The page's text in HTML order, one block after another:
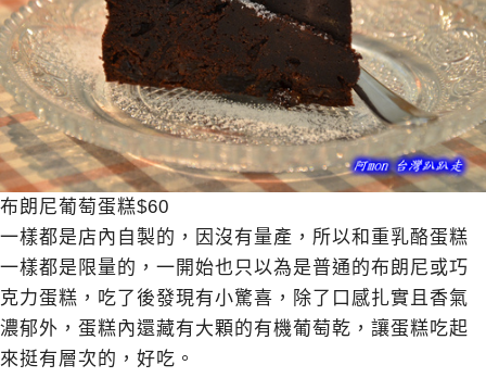
布朗尼葡萄蛋糕$60
一樣都是店內自製的，因沒有量產，所以和重乳酪蛋糕
一樣都是限量的，一開始也只以為是普通的布朗尼或巧
克力蛋糕，吃了後發現有小驚喜，除了口感扎實且香氣
濃郁外，蛋糕內還藏有大顆的有機葡萄乾，讓蛋糕吃起
來挺有層次的，好吃。